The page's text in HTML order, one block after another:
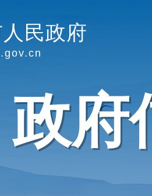
民政府
政府